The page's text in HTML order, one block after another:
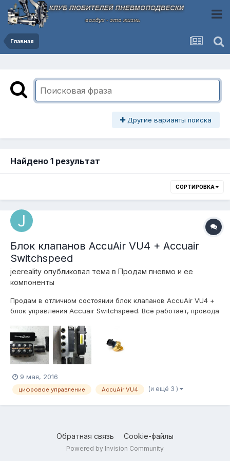
Главная
Другие варианты поиска
Найдено 1 результат
СОРТИРОВКА
Блок клапанов AccuAir VU4 + Accuair
Switchspeed
jeereality опубликовал тема в Продам пневмо и ее
компоненты
Продам в отличном состоянии блок клапанов AccuAir VU4 +
блок управления Accuair Switchspeed. Всё работает, провода
pressure sensor! Цена вопроса 56 тыс руб. без торга! Все
вопросы по телефону 9I6-44O-2O-O7
9 мая, 2016
цифровое управление AccuAir VU4 (и ещё 3 )
Обратная связь Cookie-файлы
Powered by Invision Community